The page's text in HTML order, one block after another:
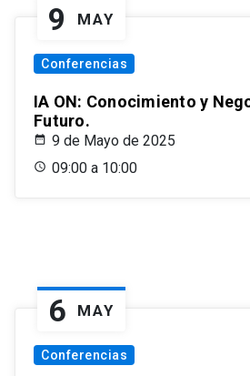
9 MAY
Conferencias
IA ON: Conocimiento y
Futuro.
9 de Mayo de 2025
09:00 a 10:00
6 MAY
Conferencias